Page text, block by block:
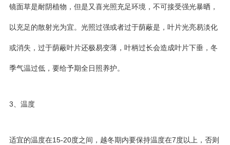
镜面草是耐阴植物，但是又喜光照充足环境，不可接受强光暴晒，
以充足的散射光为宜。光照过强或者过于荫蔽是，叶片光亮易淡化
或消失，过于荫蔽叶片还极易变薄，叶柄过长会造成叶片下垂，冬
季气温过低，要给予期全日照养护。
3、温度
适宜的温度在15-20度之间，越冬期内要保持温度在7度以上，否则